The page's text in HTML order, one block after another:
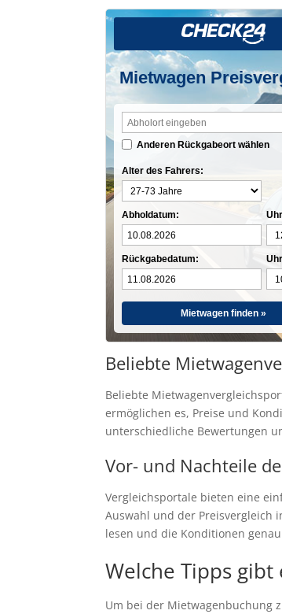
Mietwagen
Anderen Rückgabeort wählen
Alter des Fahrers:
Abholdatum:
Rückgabedatum:
Mietwagen finden »
Beliebte
Beliebte
ermöglichen es, Preise und
unterschiedliche Bewertungen
Vor- und Nachteile
Vergleichsportale bieten eine
Auswahl und der Preisvergleich
lesen und die Konditionen
Welche Tipps
Um bei der Mietwagenbuchung